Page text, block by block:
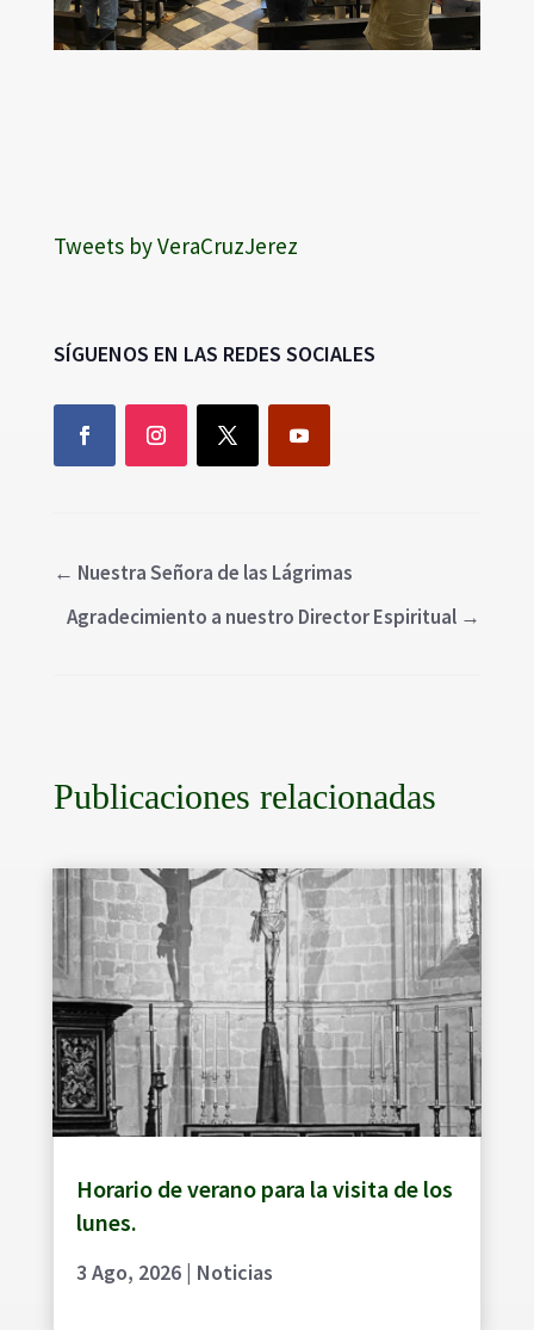
Tweets by VeraCruzJerez
SÍGUENOS EN LAS REDES SOCIALES
← Nuestra Señora de las Lágrimas
Agradecimiento a nuestro Director Espiritual →
Publicaciones relacionadas
Horario de verano para la visita de los
lunes.
3 Ago, 2026| Noticias